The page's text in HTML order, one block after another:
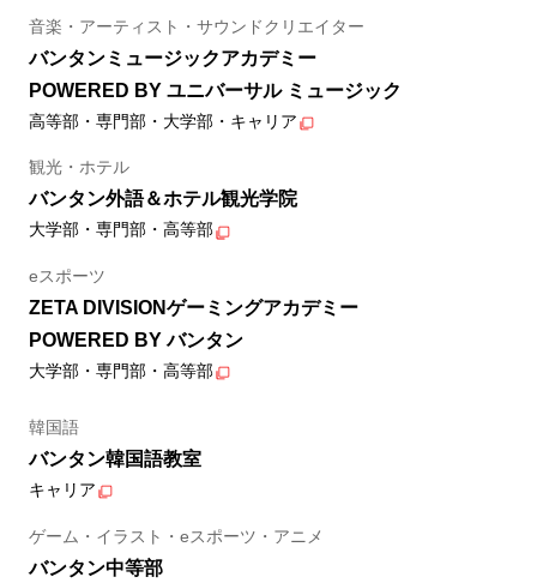
音楽・アーティスト・サウンドクリエイター
バンタンミュージックアカデミー
POWERED BY ユニバーサル ミュージック
高等部・専門部・大学部・キャリア
観光・ホテル
バンタン外語＆ホテル観光学院
大学部・専門部・高等部
eスポーツ
ZETA DIVISIONゲーミングアカデミー
POWERED BY バンタン
大学部・専門部・高等部
韓国語
バンタン韓国語教室
キャリア
ゲーム・イラスト・eスポーツ・アニメ
バンタン中等部